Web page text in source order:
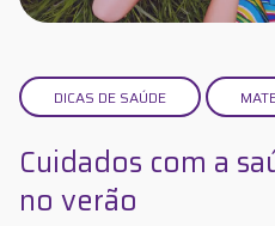
DICAS DE SAÚDE
Cuidados com a
no verão